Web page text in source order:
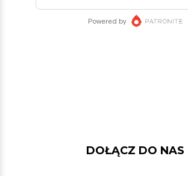
DOŁĄCZ DO NAS